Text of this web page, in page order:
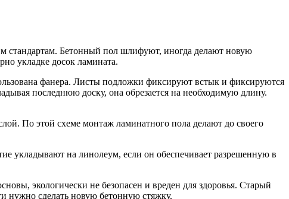
стандартам. Бетонный пол шлифуют, иногда делают новую
укладке досок ламината.
фанера. Листы подложки фиксируют встык и фиксируются
последнюю доску, она обрезается на необходимую длину.
По этой схеме монтаж ламинатного пола делают до своего
укладывают на линолеум, если он обеспечивает разрешенную в
экологически не безопасен и вреден для здоровья. Старый
нужно сделать новую бетонную стяжку.